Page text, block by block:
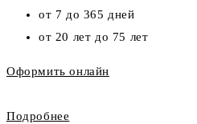
от 7 до 365 дней
от 20 лет до 75 лет
Оформить онлайн
Подробнее